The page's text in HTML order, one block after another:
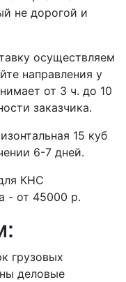
не дорогой и
осуществляем
направления у
от 3 ч. до 10
заказчика.
15 куб
6-7 дней.
КНС
- от 45000 р.
грузовых
деловые